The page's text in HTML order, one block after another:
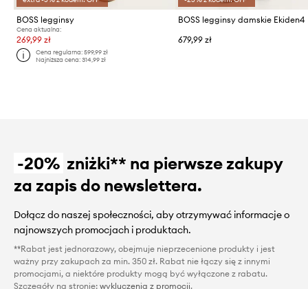
BOSS legginsy
Cena aktualna:
269,99 zł
Cena regularna:599,99 zł
Najniższa cena:314,99 zł
BOSS legginsy damskie Ekiden4
679,99 zł
-20% zniżki** na pierwsze zakupy
za zapis do newslettera.
Dołącz do naszej społeczności, aby otrzymywać informacje o
najnowszych promocjach i produktach.
**Rabat jest jednorazowy, obejmuje nieprzecenione produkty i jest
ważny przy zakupach za min. 350 zł. Rabat nie łączy się z innymi
promocjami, a niektóre produkty mogą być wyłączone z rabatu.
Szczegóły na stronie: wykluczenia z promocji.